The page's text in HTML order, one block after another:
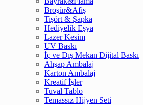
Broşür&Afiş
Tişört & Şapka
Hediyelik Eşya
Lazer Kesim
UV Baskı
İç ve Dış Mekan Dijital Baskı
Ahşap Ambalaj
Karton Ambalaj
Kreatif İşler
Tuval Tablo
Temassız Hijyen Seti